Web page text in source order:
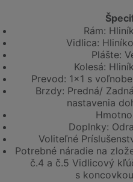
Rám:
Vidlica:
Plášte:
Kolesá:
Prevod: 1x1 s
Brzdy: Predná/
nastavenia
Doplnky:
Voliteľné
Potrebné náradie na
č.4 a č.5 Vidlicový
s